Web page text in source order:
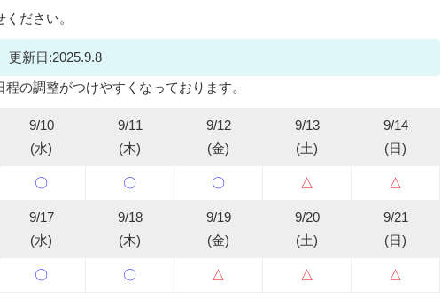
ださい。
新日:2025.9.8
の調整がつけやすくなっております。
9/10
(水)
9/11
(木)
9/12
(金)
9/13
(土)
9/14
(日)
〇 〇 〇 △ △
9/17
(水)
9/18
(木)
9/19
(金)
9/20
(土)
9/21
(日)
〇 〇 △ △ △